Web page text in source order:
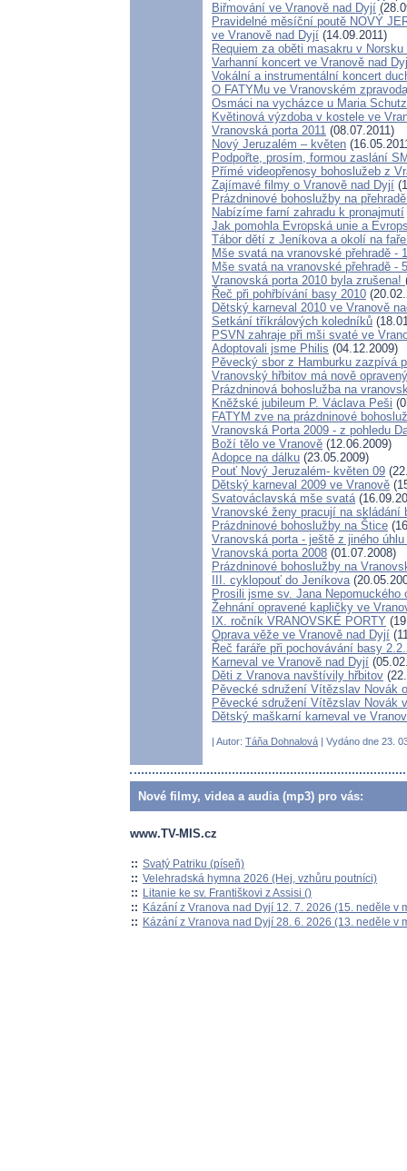
Biřmování ve Vranově nad Dyjí
Pravidelné měsíční poutě NOVÝ
ve Vranově nad Dyjí (14.09.2011)
Requiem za oběti masakru v
Varhanní koncert ve Vranově nad
Vokální a instrumentální koncert
O FATYMu ve Vranovském
Osmáci na vycházce u Maria Schutz
Květinová výzdoba v kostele ve
Vranovská porta 2011 (08.07.2011)
Nový Jeruzalém – květen
Podpořte, prosím, formou zaslání
Přímé videopřenosy bohoslužeb z
Zajímavé filmy o Vranově nad Dyjí
Prázdninové bohoslužby na
Nabízíme farní zahradu k pronajmutí
Jak pomohla Evropská unie a
Tábor dětí z Jeníkova a okolí na
Mše svatá na vranovské přehradě -
Mše svatá na vranovské přehradě -
Vranovská porta 2010 byla zrušena!
Řeč při pohřbívání basy 2010
Dětský karneval 2010 ve Vranově
Setkání tříkrálových koledníků
PSVN zahraje při mši svaté ve
Adoptovali jsme Philis (04.12.2009)
Pěvecký sbor z Hamburku zazpívá
Vranovský hřbitov má nově
Prázdninová bohoslužba na
Kněžské jubileum P. Václava Peši
FATYM zve na prázdninové
Vranovská Porta 2009 - z pohledu
Boží tělo ve Vranově (12.06.2009)
Adopce na dálku (23.05.2009)
Pouť Nový Jeruzalém- květen 09
Dětský karneval 2009 ve Vranově
Svatováclavská mše svatá
Vranovské ženy pracují na skládání
Prázdninové bohoslužby na Štice
Vranovská porta - ještě z jiného úhlu
Vranovská porta 2008 (01.07.2008)
Prázdninové bohoslužby na
III. cyklopouť do Jeníkova
Prosili jsme sv. Jana Nepomuckého
Žehnání opravené kapličky ve
IX. ročník VRANOVSKÉ PORTY
Oprava věže ve Vranově nad Dyjí
Řeč faráře při pochovávání basy
Karneval ve Vranově nad Dyjí
Děti z Vranova navštívily hřbitov
Pěvecké sdružení Vítězslav Novák
Pěvecké sdružení Vítězslav Novák
Dětský maškarní karneval ve
| Autor: Táňa Dohnalová | Vydáno dne 23.
Nové filmy, videa a audia (mp3) pro vás:
www.TV-MIS.cz
:: Svatý Patriku (píseň)
:: Velehradská hymna 2026 (Hej, vzhůru poutníci)
:: Litanie ke sv. Františkovi z Assisi ()
:: Kázání z Vranova nad Dyjí 12. 7. 2026 (15. neděle v
:: Kázání z Vranova nad Dyjí 28. 6. 2026 (13. neděle v